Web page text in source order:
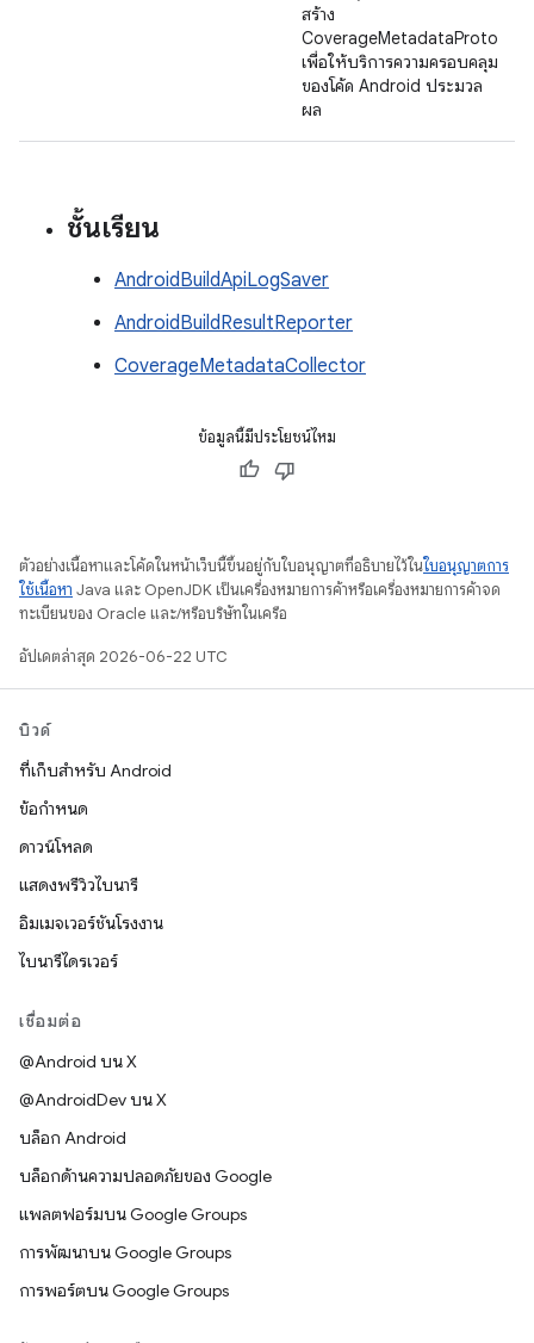
สร้าง
CoverageMetadataProto
เพื่อให้บริการความครอบคลุม
ของโค้ด Android ประมวล
ผล
ชั้นเรียน
AndroidBuildApiLogSaver
AndroidBuildResultReporter
CoverageMetadataCollector
ข้อมูลนี้มีประโยชน์ไหม
ตัวอย่างเนื้อหาและโค้ดในหน้าเว็บนี้ขึ้นอยู่กับใบอนุญาตที่อธิบายไว้ในใบอนุญาตการ
ใช้เนื้อหา Java และ OpenJDK เป็นเครื่องหมายการค้าหรือเครื่องหมายการค้าจด
ทะเบียนของ Oracle และ/หรือบริษัทในเครือ
อัปเดตล่าสุด 2026-06-22 UTC
บิวด์
ที่เก็บสำหรับ Android
ข้อกำหนด
ดาวน์โหลด
แสดงพรีวิวไบนารี
อิมเมจเวอร์ชันโรงงาน
ไบนารีไดรเวอร์
เชื่อมต่อ
@Android บน X
@AndroidDev บน X
บล็อก Android
บล็อกด้านความปลอดภัยของ Google
แพลตฟอร์มบน Google Groups
การพัฒนาบน Google Groups
การพอร์ตบน Google Groups